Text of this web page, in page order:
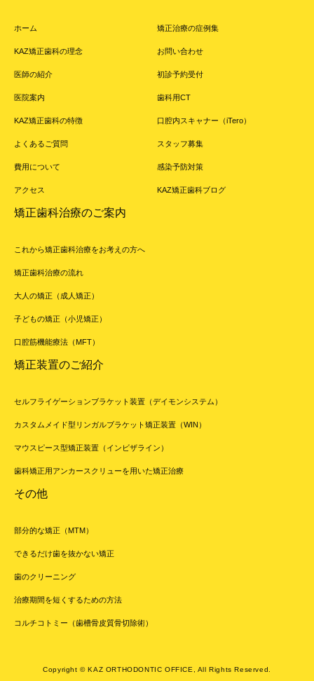
ホーム
KAZ矯正歯科の理念
医師の紹介
医院案内
KAZ矯正歯科の特徴
よくあるご質問
費用について
アクセス
矯正治療の症例集
お問い合わせ
初診予約受付
歯科用CT
口腔内スキャナー（iTero）
スタッフ募集
感染予防対策
KAZ矯正歯科ブログ
矯正歯科治療のご案内
これから矯正歯科治療をお考えの方へ
矯正歯科治療の流れ
大人の矯正（成人矯正）
子どもの矯正（小児矯正）
口腔筋機能療法（MFT）
矯正装置のご紹介
セルフライゲーションブラケット装置（デイモンシステム）
カスタムメイド型リンガルブラケット矯正装置（WIN）
マウスピース型矯正装置（インビザライン）
歯科矯正用アンカースクリューを用いた矯正治療
その他
部分的な矯正（MTM）
できるだけ歯を抜かない矯正
歯のクリーニング
治療期間を短くするための方法
コルチコトミー（歯槽骨皮質骨切除術）
Copyright © KAZ ORTHODONTIC OFFICE, All Rights Reserved.